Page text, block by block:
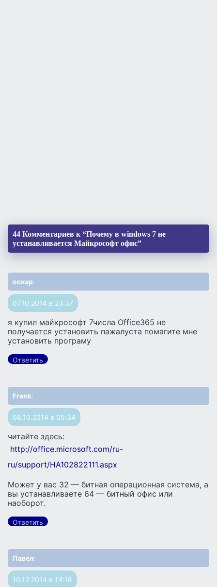
44 Комментариев к “Почему в windows 7 не
устанавливается Майкрософт офис”
оскар:
07.10.2014 в 23:37
я купил майкрософт 7числа Office365 не
получается установить пажалуста помагите мне
установить програму
Ответить
Frenk:
08.10.2014 в 05:34
читайте здесь:
http://office.microsoft.com/ru-
ru/support/HA102822111.aspx
Может у вас 32 — битная операционная система, а
вы устанавливаете 64 — битный офис или
наоборот.
Ответить
Павел:
10.12.2014 в 14:16